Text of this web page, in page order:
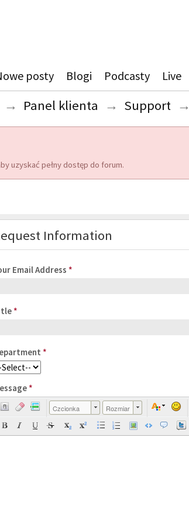
posty Blogi Podcasty Live
→ Panel klienta → Support →
uzyskać pełny dostęp do forum.
Information
Email Address *
*
*
*
Czcionka Rozmiar